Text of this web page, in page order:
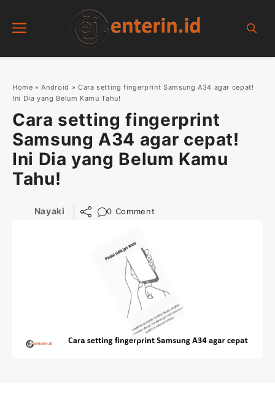
Menu
Home »Android » Cara setting fingerprint Samsung A34 agar cepat!
Ini Dia yang Belum Kamu Tahu!
Cara setting fingerprint
Samsung A34 agar cepat!
Ini Dia yang Belum Kamu
Tahu!
Nayaki 0 Comment